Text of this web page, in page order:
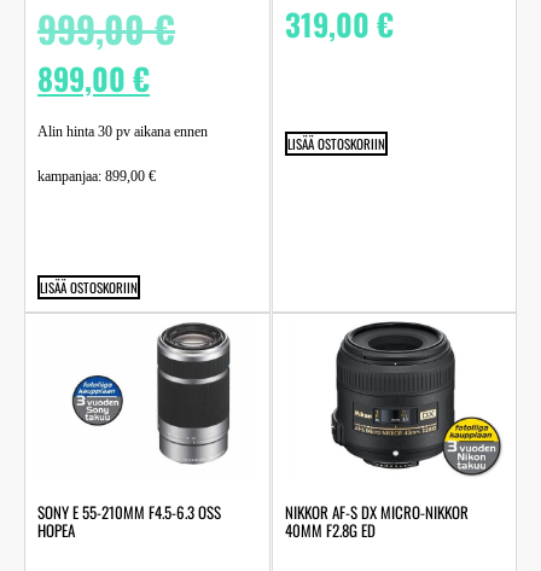
999,00€
899,00€
Alin hinta 30 pv aikana ennen
kampanjaa: 899,00 €
LISÄÄ OSTOSKORIIN
319,00€
LISÄÄ OSTOSKORIIN
SONY E 55-210MM F4.5-6.3 OSS
HOPEA
NIKKOR AF-S DX MICRO-NIKKOR
40MM F2.8G ED